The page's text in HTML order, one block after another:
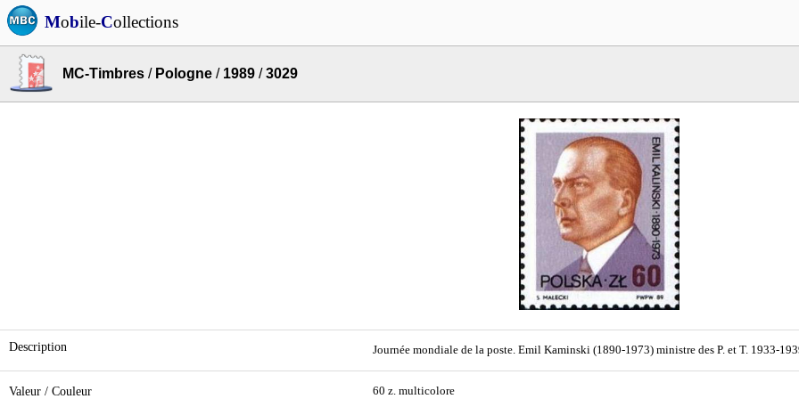
Mobile-Collections
MC-Timbres / Pologne / 1989 /3029
Description Journée mondiale de la poste. Emil Kaminski (1890-1973) ministre des P. et T. 1933-
Valeur / Couleur 60 z. multicolore